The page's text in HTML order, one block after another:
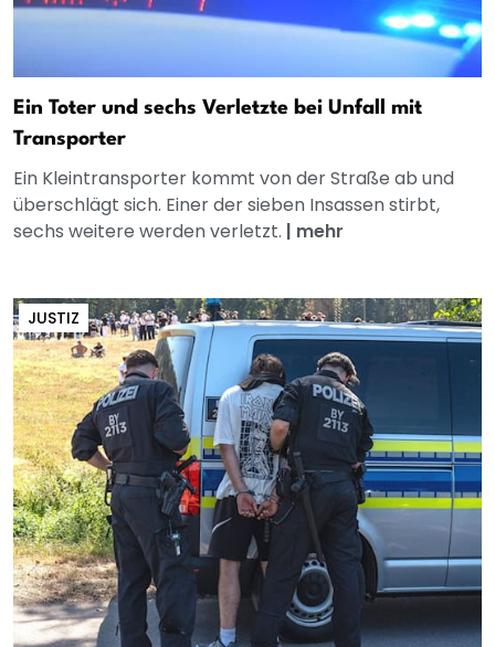
Ein Toter und sechs Verletzte bei Unfall mit
Transporter
Ein Kleintransporter kommt von der Straße ab und
überschlägt sich. Einer der sieben Insassen stirbt,
sechs weitere werden verletzt. | mehr
JUSTIZ